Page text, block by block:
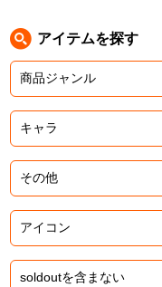
パックマン
ナムコクラシック
ガンダムシリーズ
ドラゴンボール
ラブライブ！
アイテムを探す